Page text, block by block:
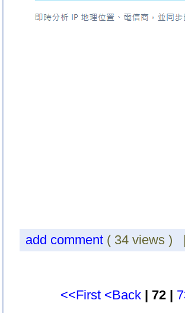
add comment ( 34 views
<<First <Back | 72 |